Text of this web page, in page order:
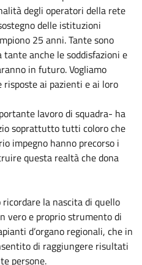
degli operatori della rete
delle istituzioni
25 anni. Tante sono
anche le soddisfazioni e
in futuro. Vogliamo
ai pazienti e ai loro
lavoro di squadra- ha
soprattutto tutti coloro che
impegno hanno precorso i
questa realtà che dona
ricordare la nascita di quello
vero e proprio strumento di
d’organo regionali, che in
di raggiungere risultati
persone.